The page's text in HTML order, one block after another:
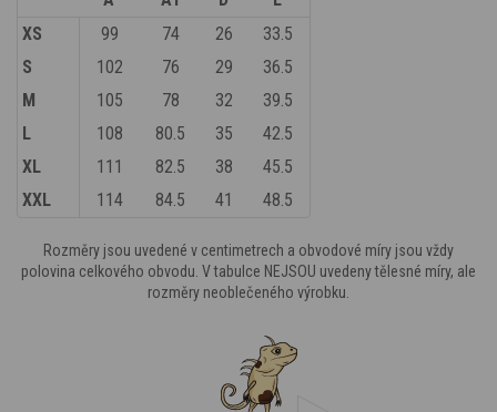
XS
99 74 26
33.5
S
102 76 29
36.5
M
105 78 32
39.5
L
108 80.5 35
42.5
XL
111 82.5 38
45.5
XXL
114 84.5 41 48.5
Rozměry jsou uvedené v centimetrech a obvodové míry jsou vždy
polovina celkového obvodu. V tabulce NEJSOU uvedeny tělesné míry, ale
rozměry neoblečeného výrobku.